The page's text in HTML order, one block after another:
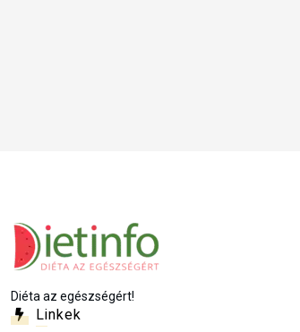
Diéta az egészségért!
Linkek